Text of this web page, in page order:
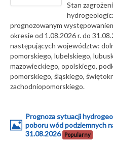
Stan
prognozowanym
okresie od 1.08.2026 r. do
następujących województw:
pomorskiego, lubelskiego,
mazowieckiego, opolskiego,
pomorskiego, śląskiego,
zachodniopomorskiego.
Obrazek
Prognoza sytuacji
poboru wód podziemnych
31.08.2026
Popularny